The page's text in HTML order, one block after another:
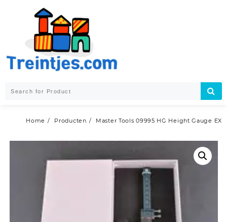
Home Producten Master Tools 09995 HG Height Gauge EX